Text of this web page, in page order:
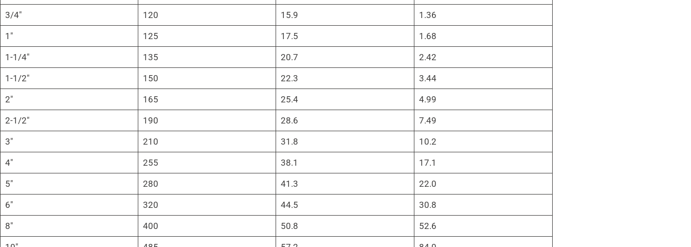
3/4″ 120 15.9 1.36
1″ 125 17.5 1.68
1-1/4″ 135 20.7 2.42
1-1/2″ 150 22.3 3.44
2″ 165 25.4 4.99
2-1/2″ 190 28.6 7.49
3″ 210 31.8 10.2
4″ 255 38.1 17.1
5″ 280 41.3 22.0
6″ 320 44.5 30.8
8″ 400 50.8 52.6